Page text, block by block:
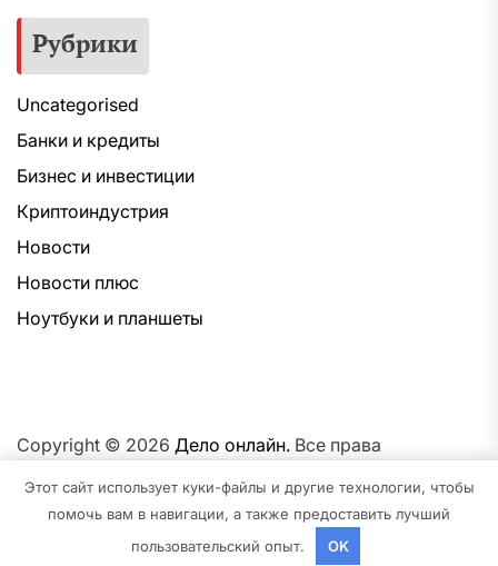
Рубрики
Uncategorised
Банки и кредиты
Бизнес и инвестиции
Криптоиндустрия
Новости
Новости плюс
Ноутбуки и планшеты
Copyright © 2026 Дело онлайн. Все права
платформеWordPress.
Этот сайт использует куки-файлы и другие технологии, чтобы
помочь вам в навигации, а также предоставить лучший
пользовательский опыт.
OK